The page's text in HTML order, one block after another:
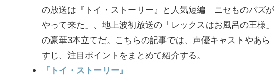
の放送は『トイ・ストーリー』と人気短編「ニセものバズが
やって来た」、地上波初放送の「レックスはお風呂の王様」
の豪華3本立てだ。こちらの記事では、声優キャストやあら
すじ、注目ポイントをまとめて紹介する。
『トイ・ストーリー』